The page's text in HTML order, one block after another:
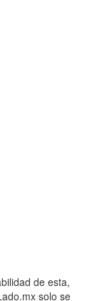
de esta,
solo se